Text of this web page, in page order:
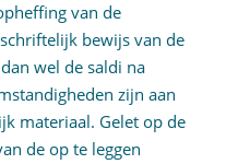
van de
bewijs van de
wel de saldi na
zijn aan
materiaal. Gelet op de
de op te leggen